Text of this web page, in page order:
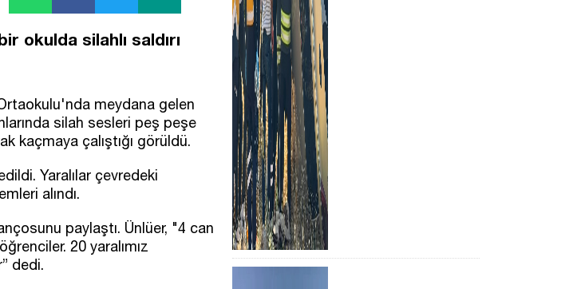
okulda silahlı saldırı
meydana gelen
silah sesleri peş peşe
kaçmaya çalıştığı görüldü.
Yaralılar çevredeki
alındı.
paylaştı. Ünlüer, "4 can
20 yaralımız
dedi.